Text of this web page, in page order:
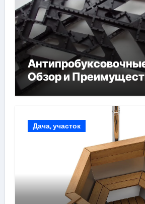
Обзор и
Дача, участок